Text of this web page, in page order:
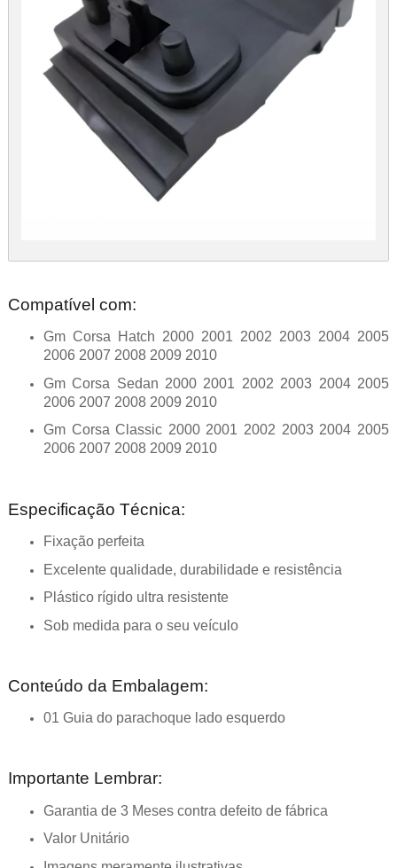
Compatível com:
Gm Corsa Hatch 2000 2001 2002 2003 2004 2005
2006 2007 2008 2009 2010
Gm Corsa Sedan 2000 2001 2002 2003 2004 2005
2006 2007 2008 2009 2010
Gm Corsa Classic 2000 2001 2002 2003 2004 2005
2006 2007 2008 2009 2010
Especificação Técnica:
Fixação perfeita
Excelente qualidade, durabilidade e resistência
Plástico rígido ultra resistente
Sob medida para o seu veículo
Conteúdo da Embalagem:
01 Guia do parachoque lado esquerdo
Importante Lembrar:
Garantia de 3 Meses contra defeito de fábrica
Valor Unitário